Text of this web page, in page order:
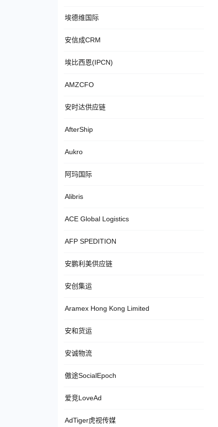
埃德维国际
安信成CRM
埃比西恩(IPCN)
AMZCFO
安时达供应链
AfterShip
Aukro
阿玛国际
Alibris
ACE Global Logistics
AFP SPEDITION
安鹏利美供应链
安创集运
Aramex Hong Kong Limited
安和货运
安诚物流
傲途SocialEpoch
爱竞LoveAd
AdTiger虎视传媒